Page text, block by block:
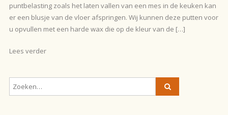
puntbelasting zoals het laten vallen van een mes in de keuken kan
er een blusje van de vloer afspringen. Wij kunnen deze putten voor
u opvullen met een harde wax die op de kleur van de […]
Lees verder